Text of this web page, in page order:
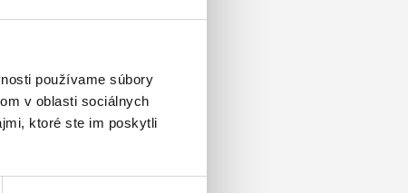
používame súbory
v oblasti sociálnych
ktoré ste im poskytli